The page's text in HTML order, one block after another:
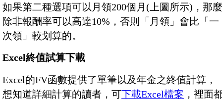
如果第二種選項可以月領200個月(上圖所示)，那麼
除非報酬率可以高達10%，否則「月領」會比「一
次領」較划算的。
Excel終值試算下載
Excel的FV函數提供了單筆以及年金之終值計算，
想知道詳細計算的讀者，可下載Excel檔案 ，裡面